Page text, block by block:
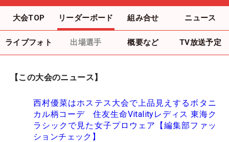
大会TOP リーダーボード 組み合せ ニュース
ライブフォト 出場選手 概要など TV放送予定
【この大会のニュース】
西村優菜はホステス大会で上品見えするボタニ
カル柄コーデ 住友生命Vitalityレディス 東海ク
ラシックで見た女子プロウェア【編集部ファッ
ションチェック】